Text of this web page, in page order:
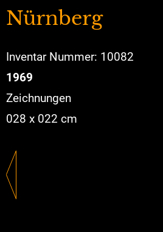
Nürnberg
Inventar Nummer: 10082
1969
Zeichnungen
028 x 022 cm